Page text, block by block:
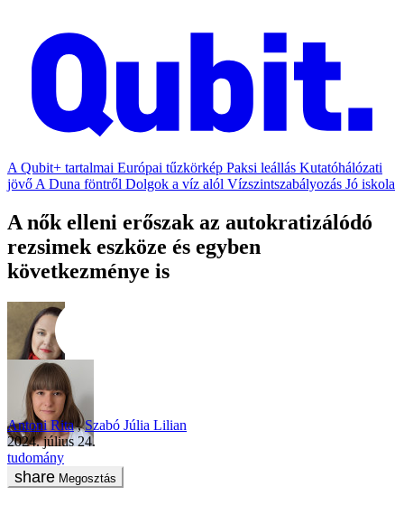
A Qubit+ tartalmai Európai tűzkörkép Paksi leállás Kutatóhálózati
jövő A Duna föntről Dolgok a víz alól Vízszintszabályozás Jó iskola
A nők elleni erőszak az autokratizálódó
rezsimek eszköze és egyben
következménye is
Antoni Rita ,Szabó Júlia Lilian
2024. július 24.
tudomány
Megosztás